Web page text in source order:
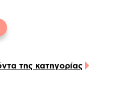
καταστήματα.
της κατηγορίας